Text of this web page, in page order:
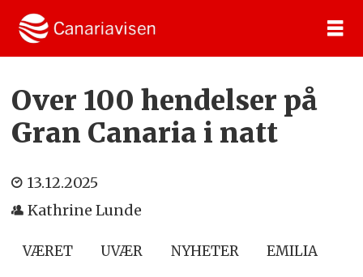
Over 100 hendelser på
Gran Canaria i natt
13.12.2025
Kathrine Lunde
VÆRET UVÆR NYHETER EMILIA